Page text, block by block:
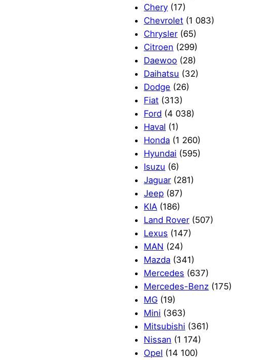
Chery (17)
Chevrolet (1 083)
Chrysler (65)
Citroen (299)
Daewoo (28)
Daihatsu (32)
Dodge (26)
Fiat (313)
Ford (4 038)
Haval (1)
Honda (1 260)
Hyundai (595)
Isuzu (6)
Jaguar (281)
Jeep (87)
KIA (186)
Land Rover (507)
Lexus (147)
MAN (24)
Mazda (341)
Mercedes (637)
Mercedes-Benz (175)
MG (19)
Mini (363)
Mitsubishi (361)
Nissan (1 174)
Opel (14 100)